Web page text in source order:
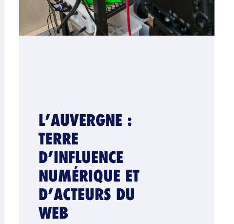
L’AUVERGNE :
TERRE
D’INFLUENCE
NUMÉRIQUE ET
D’ACTEURS DU
WEB